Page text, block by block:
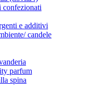
confezionati
e additivi
candele
parfum
spina